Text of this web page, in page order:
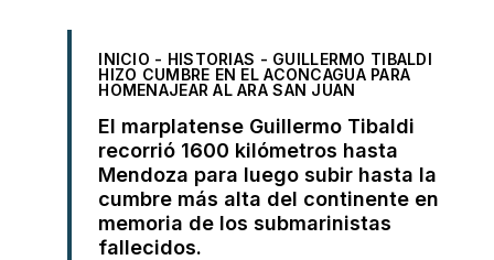
INICIO - HISTORIAS - GUILLERMO TIBALDI
HIZO CUMBRE EN EL ACONCAGUA PARA
HOMENAJEAR AL ARA SAN JUAN
El marplatense Guillermo Tibaldi
recorrió 1600 kilómetros hasta
Mendoza para luego subir hasta la
cumbre más alta del continente en
memoria de los submarinistas
fallecidos.